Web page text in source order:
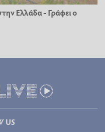
Ελλάδα - Γράφει ο
US